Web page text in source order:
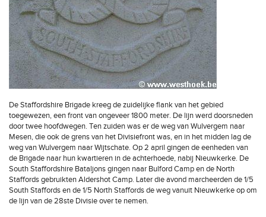
De Staffordshire Brigade kreeg de zuidelijke flank van het gebied
toegewezen, een front van ongeveer 1800 meter. De lijn werd doorsneden
door twee hoofdwegen. Ten zuiden was er de weg van Wulvergem naar
Mesen, die ook de grens van het Divisiefront was, en in het midden lag de
weg van Wulvergem naar Wijtschate. Op 2 april gingen de eenheden van
de Brigade naar hun kwartieren in de achterhoede, nabij Nieuwkerke. De
South Staffordshire Bataljons gingen naar Bulford Camp en de North
Staffords gebruikten Aldershot Camp. Later die avond marcheerden de 1/5
South Staffords en de 1/5 North Staffords de weg vanuit Nieuwkerke op om
de lijn van de 28ste Divisie over te nemen.